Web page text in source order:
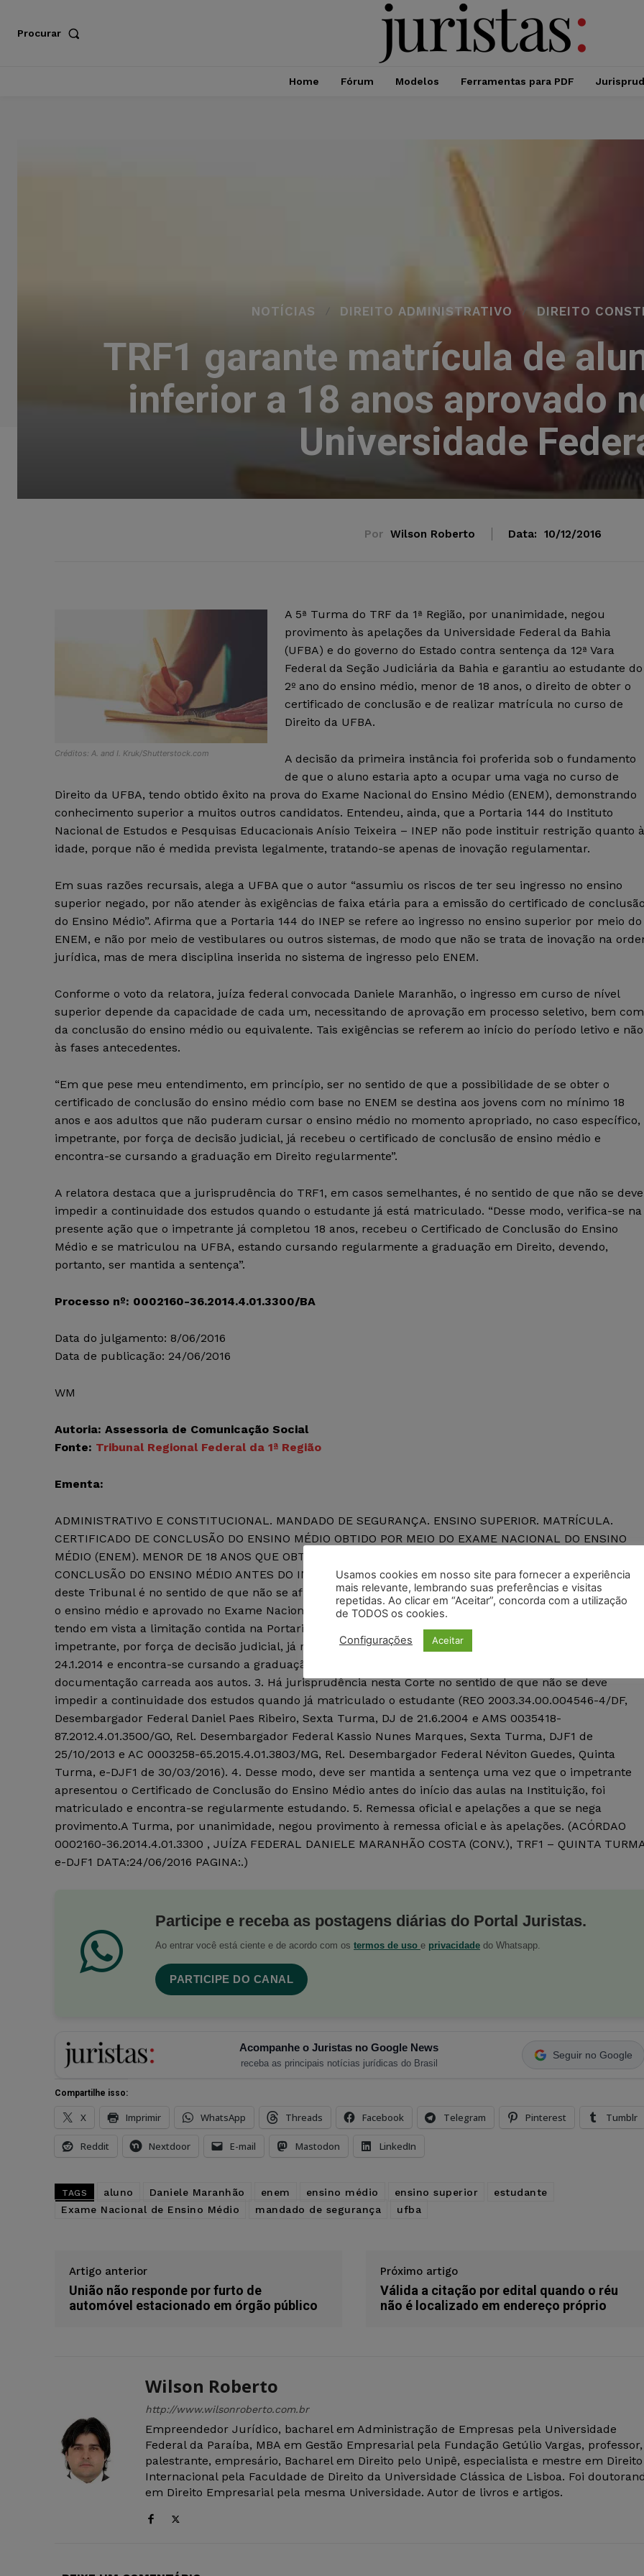
Procurar
Home Fórum Modelos Ferramentas para PDF
NOTÍCIAS DIREITO ADMINISTRATIVO DIREITO
TRF1 garante matrícula de
inferior a 18 anos aprovado
Universidade
Por Wilson Roberto Data: 10/12/2016
Créditos: A. and I. Kruk/Shutterstock.com
A 5ª Turma do TRF da 1ª Região, por unanimidade, negou
provimento às apelações da Universidade Federal da Bahia
(UFBA) e do governo do Estado contra sentença da 12ª Vara
Federal da Seção Judiciária da Bahia e garantiu ao estudante do
2º ano do ensino médio, menor de 18 anos, o direito de obter o
certificado de conclusão e de realizar matrícula no curso de
Direito da UFBA.
A decisão da primeira instância foi proferida sob o fundamento
de que o aluno estaria apto a ocupar uma vaga no curso de
Direito da UFBA, tendo obtido êxito na prova do Exame Nacional do Ensino Médio (ENEM), demonstrando
conhecimento superior a muitos outros candidatos. Entendeu, ainda, que a Portaria 144 do Instituto
Nacional de Estudos e Pesquisas Educacionais Anísio Teixeira – INEP não pode instituir restrição quanto à
idade, porque não é medida prevista legalmente, tratando-se apenas de inovação regulamentar.
Em suas razões recursais, alega a UFBA que o autor “assumiu os riscos de ter seu ingresso no ensino
superior negado, por não atender às exigências de faixa etária para a emissão do certificado de
do Ensino Médio”. Afirma que a Portaria 144 do INEP se refere ao ingresso no ensino superior por meio do
ENEM, e não por meio de vestibulares ou outros sistemas, de modo que não se trata de inovação na
jurídica, mas de mera disciplina inserida no sistema de ingresso pelo ENEM.
Conforme o voto da relatora, juíza federal convocada Daniele Maranhão, o ingresso em curso de nível
superior depende da capacidade de cada um, necessitando de aprovação em processo seletivo, bem
da conclusão do ensino médio ou equivalente. Tais exigências se referem ao início do período letivo e não
às fases antecedentes.
“Em que pese meu entendimento, em princípio, ser no sentido de que a possibilidade de se obter o
certificado de conclusão do ensino médio com base no ENEM se destina aos jovens com no mínimo 18
anos e aos adultos que não puderam cursar o ensino médio no momento apropriado, no caso específico,
impetrante, por força de decisão judicial, já recebeu o certificado de conclusão de ensino médio e
encontra-se cursando a graduação em Direito regularmente”.
A relatora destaca que a jurisprudência do TRF1, em casos semelhantes, é no sentido de que não se deve
impedir a continuidade dos estudos quando o estudante já está matriculado. “Desse modo, verifica-se na
presente ação que o impetrante já completou 18 anos, recebeu o Certificado de Conclusão do Ensino
Médio e se matriculou na UFBA, estando cursando regularmente a graduação em Direito, devendo,
portanto, ser mantida a sentença”.
Processo nº: 0002160-36.2014.4.01.3300/BA
Data do julgamento: 8/06/2016
Data de publicação: 24/06/2016
WM
Autoria: Assessoria de Comunicação Social
Fonte: Tribunal Regional Federal da 1ª Região
Ementa:
ADMINISTRATIVO E CONSTITUCIONAL. MANDADO DE SEGURANÇA. ENSINO SUPERIOR. MATRÍCULA.
CERTIFICADO DE CONCLUSÃO DO ENSINO MÉDIO OBTIDO POR MEIO DO EXAME NACIONAL DO ENSINO
MÉDIO (ENEM). MENOR DE 18 ANOS QUE OBTEVE O CERTIFICADO POR FORÇA DE DECISÃO JUDICIAL.
CONCLUSÃO DO ENSINO MÉDIO ANTES DO INÍCIO DAS AULAS. SENTENÇA MANTIDA. 1. A jurisprudência
deste Tribunal é no sentido de que não se afigura possível ao estudante menor de 18 anos, cursando
o ensino médio e aprovado no Exame Nacional de Ensino Médio – ENEM, obter certificado de conclusão,
tendo em vista a limitação contida na Portaria 807/2010, do Ministério da Educação. 2. No caso, contudo,
impetrante, por força de decisão judicial, já recebeu o certificado de conclusão de ensino médio em
24.1.2014 e encontra-se cursando a graduação em Direito regularmente, conforme faz prova a
documentação carreada aos autos. 3. Há jurisprudência nesta Corte no sentido de que não se deve
impedir a continuidade dos estudos quando já matriculado o estudante (REO 2003.34.00.004546-4/DF,
Desembargador Federal Daniel Paes Ribeiro, Sexta Turma, DJ de 21.6.2004 e AMS 0035418-
87.2012.4.01.3500/GO, Rel. Desembargador Federal Kassio Nunes Marques, Sexta Turma, DJF1 de
25/10/2013 e AC 0003258-65.2015.4.01.3803/MG, Rel. Desembargador Federal Néviton Guedes, Quinta
Turma, e-DJF1 de 30/03/2016). 4. Desse modo, deve ser mantida a sentença uma vez que o impetrante
apresentou o Certificado de Conclusão do Ensino Médio antes do início das aulas na Instituição, foi
matriculado e encontra-se regularmente estudando. 5. Remessa oficial e apelações a que se nega
provimento.A Turma, por unanimidade, negou provimento à remessa oficial e às apelações. (ACÓRDAO
0002160-36.2014.4.01.3300 , JUÍZA FEDERAL DANIELE MARANHÃO COSTA (CONV.), TRF1 – QUINTA
e-DJF1 DATA:24/06/2016 PAGINA:.)
Participe e receba as postagens diárias do Portal Juristas.
Ao entrar você está ciente e de acordo com os termos de uso e privacidade do Whatsapp.
PARTICIPE DO CANAL
Acompanhe o Juristas no Google News
receba as principais notícias jurídicas do Brasil
Seguir no Google
Compartilhe isso:
X Imprimir WhatsApp Threads Facebook Telegram Pinterest Tumblr
Reddit Nextdoor E-mail Mastodon LinkedIn
TAGS aluno Daniele Maranhão enem ensino médio ensino superior
estudante
Exame Nacional de Ensino Médio
mandado de segurança ufba
Artigo anterior
União não responde por furto de
automóvel estacionado em órgão público
Próximo artigo
Válida a citação por edital quando o réu
não é localizado em endereço próprio
Wilson Roberto
http://www.wilsonroberto.com.br
Empreendedor Jurídico, bacharel em Administração de Empresas pela Universidade
Federal da Paraíba, MBA em Gestão Empresarial pela Fundação Getúlio Vargas, professor,
palestrante, empresário, Bacharel em Direito pelo Unipê, especialista e mestre em Direito
Internacional pela Faculdade de Direito da Universidade Clássica de Lisboa. Foi
em Direito Empresarial pela mesma Universidade. Autor de livros e artigos.
Usamos cookies em nosso site para fornecer a experiência
mais relevante, lembrando suas preferências e visitas
repetidas. Ao clicar em “Aceitar”, concorda com a utilização
de TODOS os cookies.
Configurações Aceitar